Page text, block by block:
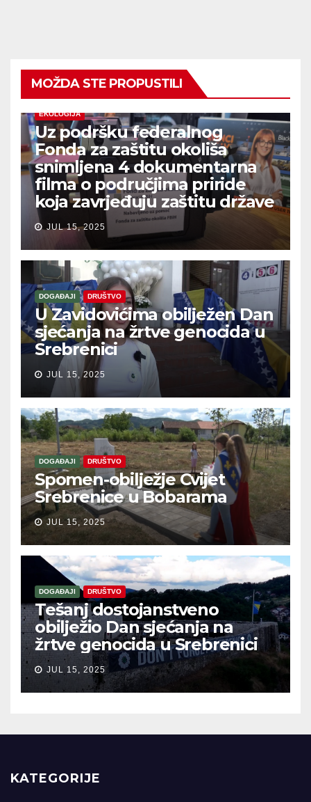
MOŽDA STE PROPUSTILI
EKOLOGIJA
Uz podršku federalnog
Fonda za zaštitu okoliša
snimljena 4 dokumentarna
filma o područjima priride
koja zavrjeđuju zaštitu države
JUL 15, 2025
DOGAĐAJI DRUŠTVO
U Zavidovićima obilježen Dan
sjećanja na žrtve genocida u
Srebrenici
JUL 15, 2025
DOGAĐAJI DRUŠTVO
Spomen-obilježje Cvijet
Srebrenice u Bobarama
JUL 15, 2025
DOGAĐAJI DRUŠTVO
Tešanj dostojanstveno
obilježio Dan sjećanja na
žrtve genocida u Srebrenici
JUL 15, 2025
KATEGORIJE